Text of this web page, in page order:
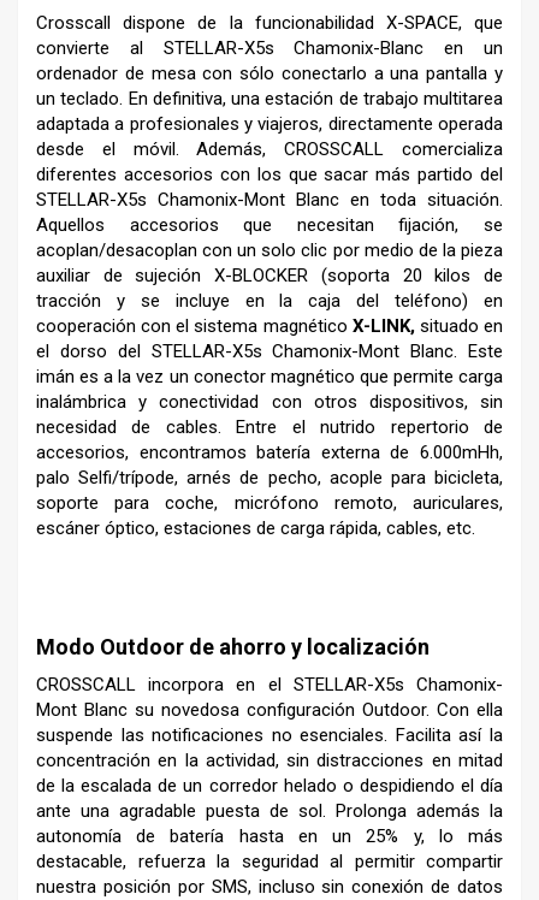
Crosscall dispone de la funcionabilidad X-SPACE, que
convierte al STELLAR-X5s Chamonix-Blanc en un
ordenador de mesa con sólo conectarlo a una pantalla y
un teclado. En definitiva, una estación de trabajo multitarea
adaptada a profesionales y viajeros, directamente operada
desde el móvil. Además, CROSSCALL comercializa
diferentes accesorios con los que sacar más partido del
STELLAR-X5s Chamonix-Mont Blanc en toda situación.
Aquellos accesorios que necesitan fijación, se
acoplan/desacoplan con un solo clic por medio de la pieza
auxiliar de sujeción X-BLOCKER (soporta 20 kilos de
tracción y se incluye en la caja del teléfono) en
cooperación con el sistema magnético X-LINK,situado en
el dorso del STELLAR-X5s Chamonix-Mont Blanc. Este
imán es a la vez un conector magnético que permite carga
inalámbrica y conectividad con otros dispositivos, sin
necesidad de cables. Entre el nutrido repertorio de
accesorios, encontramos batería externa de 6.000mHh,
palo Selfi/trípode, arnés de pecho, acople para bicicleta,
soporte para coche, micrófono remoto, auriculares,
escáner óptico, estaciones de carga rápida, cables, etc.
Modo Outdoor de ahorro y localización
CROSSCALL incorpora en el STELLAR-X5s Chamonix-
Mont Blanc su novedosa configuración Outdoor. Con ella
suspende las notificaciones no esenciales. Facilita así la
concentración en la actividad, sin distracciones en mitad
de la escalada de un corredor helado o despidiendo el día
ante una agradable puesta de sol. Prolonga además la
autonomía de batería hasta en un 25% y, lo más
destacable, refuerza la seguridad al permitir compartir
nuestra posición por SMS, incluso sin conexión de datos